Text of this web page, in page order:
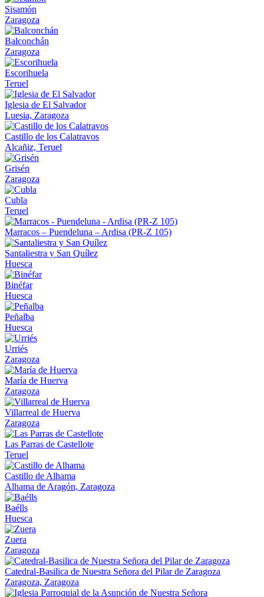
Sisamón
Zaragoza
Balconchán
Zaragoza
Escorihuela
Teruel
Iglesia de El Salvador
Luesia, Zaragoza
Castillo de los Calatravos
Alcañiz, Teruel
Grisén
Zaragoza
Cubla
Teruel
Marracos – Puendeluna – Ardisa (PR-Z 105)
Santaliestra y San Quílez
Huesca
Binéfar
Huesca
Peñalba
Huesca
Urriés
Zaragoza
María de Huerva
Zaragoza
Villarreal de Huerva
Zaragoza
Las Parras de Castellote
Teruel
Castillo de Alhama
Alhama de Aragón, Zaragoza
Baélls
Huesca
Zuera
Zaragoza
Catedral-Basilica de Nuestra Señora del Pilar de Zaragoza
Zaragoza, Zaragoza